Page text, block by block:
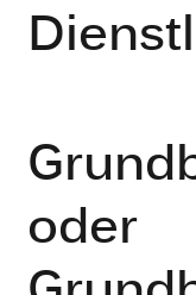
oder